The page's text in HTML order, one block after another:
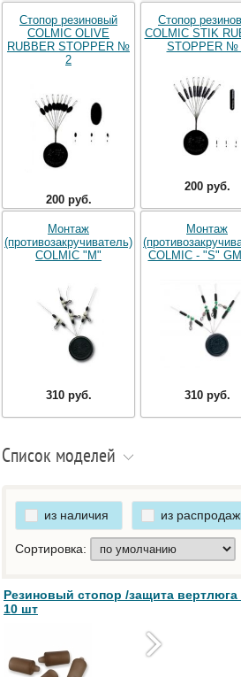
Стопор резиновый
COLMIC OLIVE
RUBBER STOPPER №
2
200 руб.
Стопор
COLMIC STIK
STOPPER №
200 руб.
Монтаж
(противозакручиватель)
COLMIC "M"
310 руб.
Монтаж
COLMIC - "S"
310 руб.
Список моделей
из наличия из
Сортировка:
Резиновый стопор /защита
10 шт